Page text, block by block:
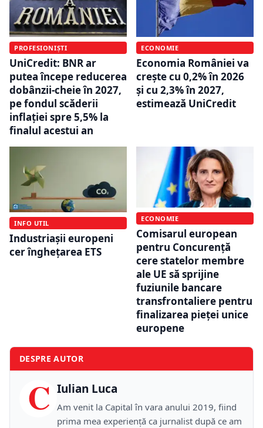
PROFESIONIȘTI
UniCredit: BNR ar
putea începe reducerea
dobânzii-cheie în 2027,
pe fondul scăderii
inflației spre 5,5% la
finalul acestui an
ECONOMIE
Economia României va
crește cu 0,2% în 2026
și cu 2,3% în 2027,
estimează UniCredit
INFO UTIL
Industriașii europeni
cer înghețarea ETS
ECONOMIE
Comisarul european
pentru Concurenţă
cere statelor membre
ale UE să sprijine
fuziunile bancare
transfrontaliere pentru
finalizarea pieței unice
europene
DESPRE AUTOR
C Iulian Luca
Am venit la Capital în vara anului 2019, fiind
prima mea experiență ca jurnalist după ce am